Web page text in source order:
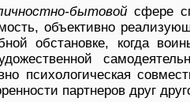
бытовой сфере
объективно
обстановке, когда
психологическая
партнеров друг